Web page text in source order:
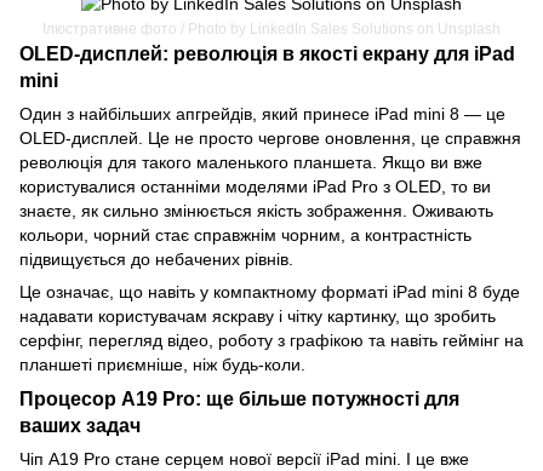
Ілюстративне фото / Photo by LinkedIn Sales Solutions on Unsplash
OLED-дисплей: революція в якості екрану для iPad
mini
Один з найбільших апгрейдів, який принесе iPad mini 8 — це
OLED-дисплей. Це не просто чергове оновлення, це справжня
революція для такого маленького планшета. Якщо ви вже
користувалися останніми моделями iPad Pro з OLED, то ви
знаєте, як сильно змінюється якість зображення. Оживають
кольори, чорний стає справжнім чорним, а контрастність
підвищується до небачених рівнів.
Це означає, що навіть у компактному форматі iPad mini 8 буде
надавати користувачам яскраву і чітку картинку, що зробить
серфінг, перегляд відео, роботу з графікою та навіть геймінг на
планшеті приємніше, ніж будь-коли.
Процесор A19 Pro: ще більше потужності для
ваших задач
Чіп A19 Pro стане серцем нової версії iPad mini. І це вже